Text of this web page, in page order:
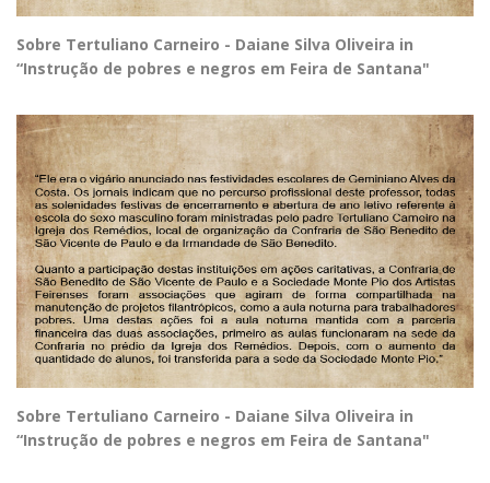
Sobre Tertuliano Carneiro - Daiane Silva Oliveira in
“Instrução de pobres e negros em Feira de Santana"
Sobre Tertuliano Carneiro - Daiane Silva Oliveira in
“Instrução de pobres e negros em Feira de Santana"